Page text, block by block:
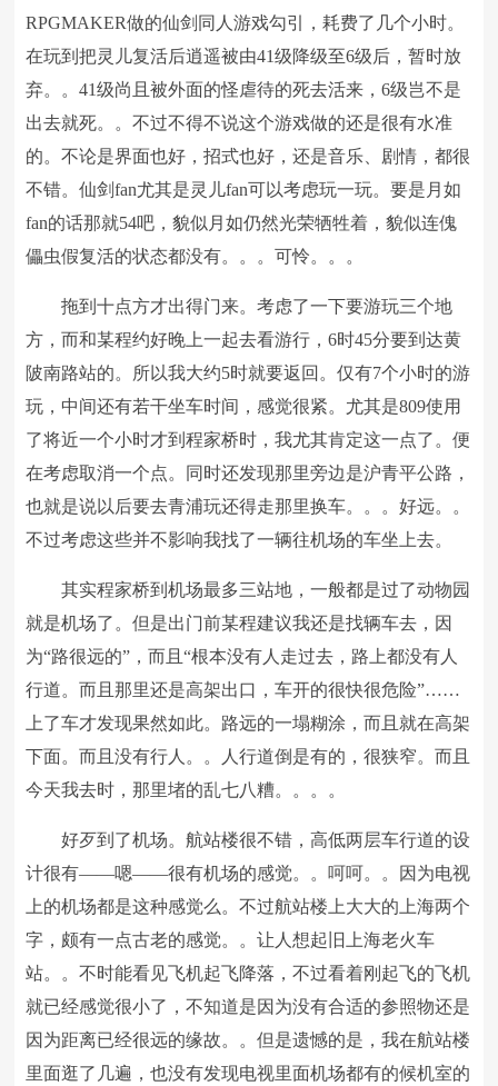
RPGMAKER做的仙剑同人游戏勾引，耗费了几个小时。
在玩到把灵儿复活后逍遥被由41级降级至6级后，暂时放
弃。。41级尚且被外面的怪虐待的死去活来，6级岂不是
出去就死。。不过不得不说这个游戏做的还是很有水准
的。不论是界面也好，招式也好，还是音乐、剧情，都很
不错。仙剑fan尤其是灵儿fan可以考虑玩一玩。要是月如
fan的话那就54吧，貌似月如仍然光荣牺牲着，貌似连傀
儡虫假复活的状态都没有。。。可怜。。。
拖到十点方才出得门来。考虑了一下要游玩三个地
方，而和某程约好晚上一起去看游行，6时45分要到达黄
陂南路站的。所以我大约5时就要返回。仅有7个小时的游
玩，中间还有若干坐车时间，感觉很紧。尤其是809使用
了将近一个小时才到程家桥时，我尤其肯定这一点了。便
在考虑取消一个点。同时还发现那里旁边是沪青平公路，
也就是说以后要去青浦玩还得走那里换车。。。好远。。
不过考虑这些并不影响我找了一辆往机场的车坐上去。
其实程家桥到机场最多三站地，一般都是过了动物园
就是机场了。但是出门前某程建议我还是找辆车去，因
为“路很远的”，而且“根本没有人走过去，路上都没有人
行道。而且那里还是高架出口，车开的很快很危险”……
上了车才发现果然如此。路远的一塌糊涂，而且就在高架
下面。而且没有行人。。人行道倒是有的，很狭窄。而且
今天我去时，那里堵的乱七八糟。。。。
好歹到了机场。航站楼很不错，高低两层车行道的设
计很有——嗯——很有机场的感觉。。呵呵。。因为电视
上的机场都是这种感觉么。不过航站楼上大大的上海两个
字，颇有一点古老的感觉。。让人想起旧上海老火车
站。。不时能看见飞机起飞降落，不过看着刚起飞的飞机
就已经感觉很小了，不知道是因为没有合适的参照物还是
因为距离已经很远的缘故。。但是遗憾的是，我在航站楼
里面逛了几遍，也没有发现电视里面机场都有的候机室的